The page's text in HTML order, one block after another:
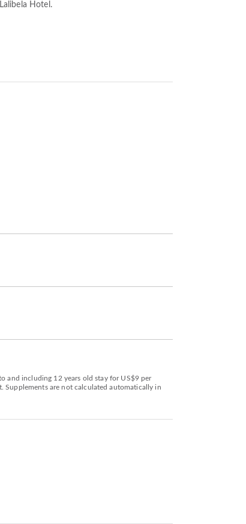
Hotel.
and including 12 years old stay for US$9 per
Supplements are not calculated automatically in